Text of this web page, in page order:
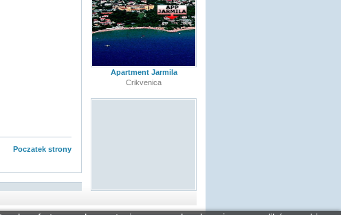
Poczatek strony
Apartment Jarmila
Crikvenica